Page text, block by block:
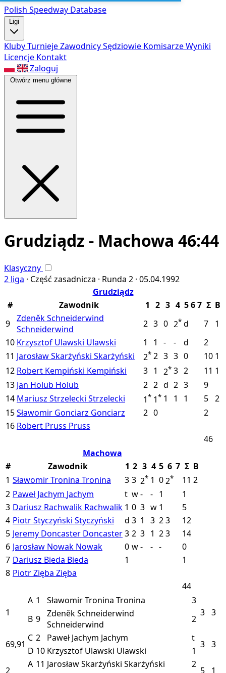
Polish Speedway Database
Ligi
KlubyTurniejeZawodnicySędziowie KomisarzeWyniki
Licencje Kontakt
Zaloguj
Otwórz menu główne
Grudziądz - Machowa 46:44
Klasyczny
2 liga · Część zasadnicza · Runda 2 · 05.04.1992
Grudziądz
#
Zawodnik 1 2 3 4 5 67 Σ B
9 Zdeněk Schneiderwind
Schneiderwind
2 3 0 2* d 7
1
10 Krzysztof Ulawski Ulawski 1 1 - - d
2
11 Jarosław Skarżyński Skarżyński 2* 2 3 3 0 10 1
12 Robert Kempiński Kempiński 3 1 2* 3 2 11 1
13 Jan Holub Holub 2 2 d 2 3
9
14 Mariusz Strzelecki Strzelecki 1* 1* 1 1 1 5 2
15Sławomir Gonciarz Gonciarz 2 0
2
16 Robert Pruss Pruss
46
Machowa
#
Zawodnik 1 2 3 4 5 6 7 Σ B
1 Sławomir Tronina Tronina 3 3 2* 1 02* 11 2
2 Paweł Jachym Jachym t w- - 1
1
3 Dariusz Rachwalik Rachwalik 1 0 3 w 1
5
4 Piotr Styczyński Styczyński d 3 1 3 23
12
5 Jeremy Doncaster Doncaster3 2 3 1 23
14
6 Jarosław Nowak Nowak 0 w- - -
0
7 Dariusz Bieda Bieda 1
1
8 Piotr Zięba Zięba
44
1
A 1 Sławomir Tronina Tronina
3
3 3
B 9 Zdeněk Schneiderwind
Schneiderwind
2
69,91
C 2 Paweł Jachym Jachym t
3 3
D 10 Krzysztof Ulawski Ulawski
1
2
A 11 Jarosław Skarżyński Skarżyński 2
5 1